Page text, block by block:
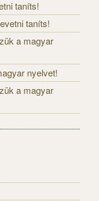
taníts!
taníts!
a magyar
nyelvet!
a magyar